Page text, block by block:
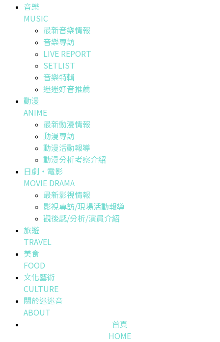
音樂
MUSIC
最新音樂情報
音樂專訪
LIVE REPORT
SETLIST
音樂特輯
迷迷好音推薦
動漫
ANIME
最新動漫情報
動漫專訪
動漫活動報導
動漫分析考察介紹
日劇・電影
MOVIE DRAMA
最新影視情報
影視專訪/現場活動報導
觀後感/分析/演員介紹
旅遊
TRAVEL
美食
FOOD
文化藝術
CULTURE
關於迷迷音
ABOUT
首頁
HOME